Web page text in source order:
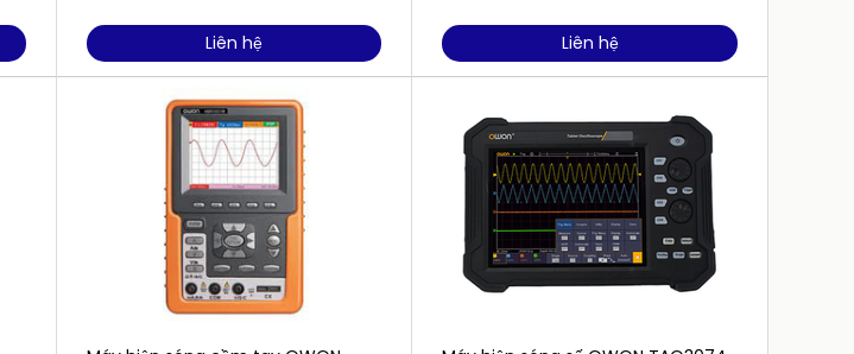
Liên hệ Liên hệ